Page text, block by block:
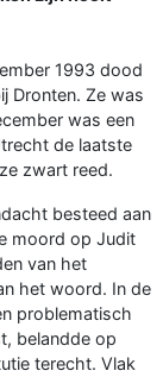
1993 dood
Dronten. Ze was
was een
de laatste
zwart reed.
besteed aan
moord op Judit
van het
het woord. In de
problematisch
belandde op
terecht. Vlak